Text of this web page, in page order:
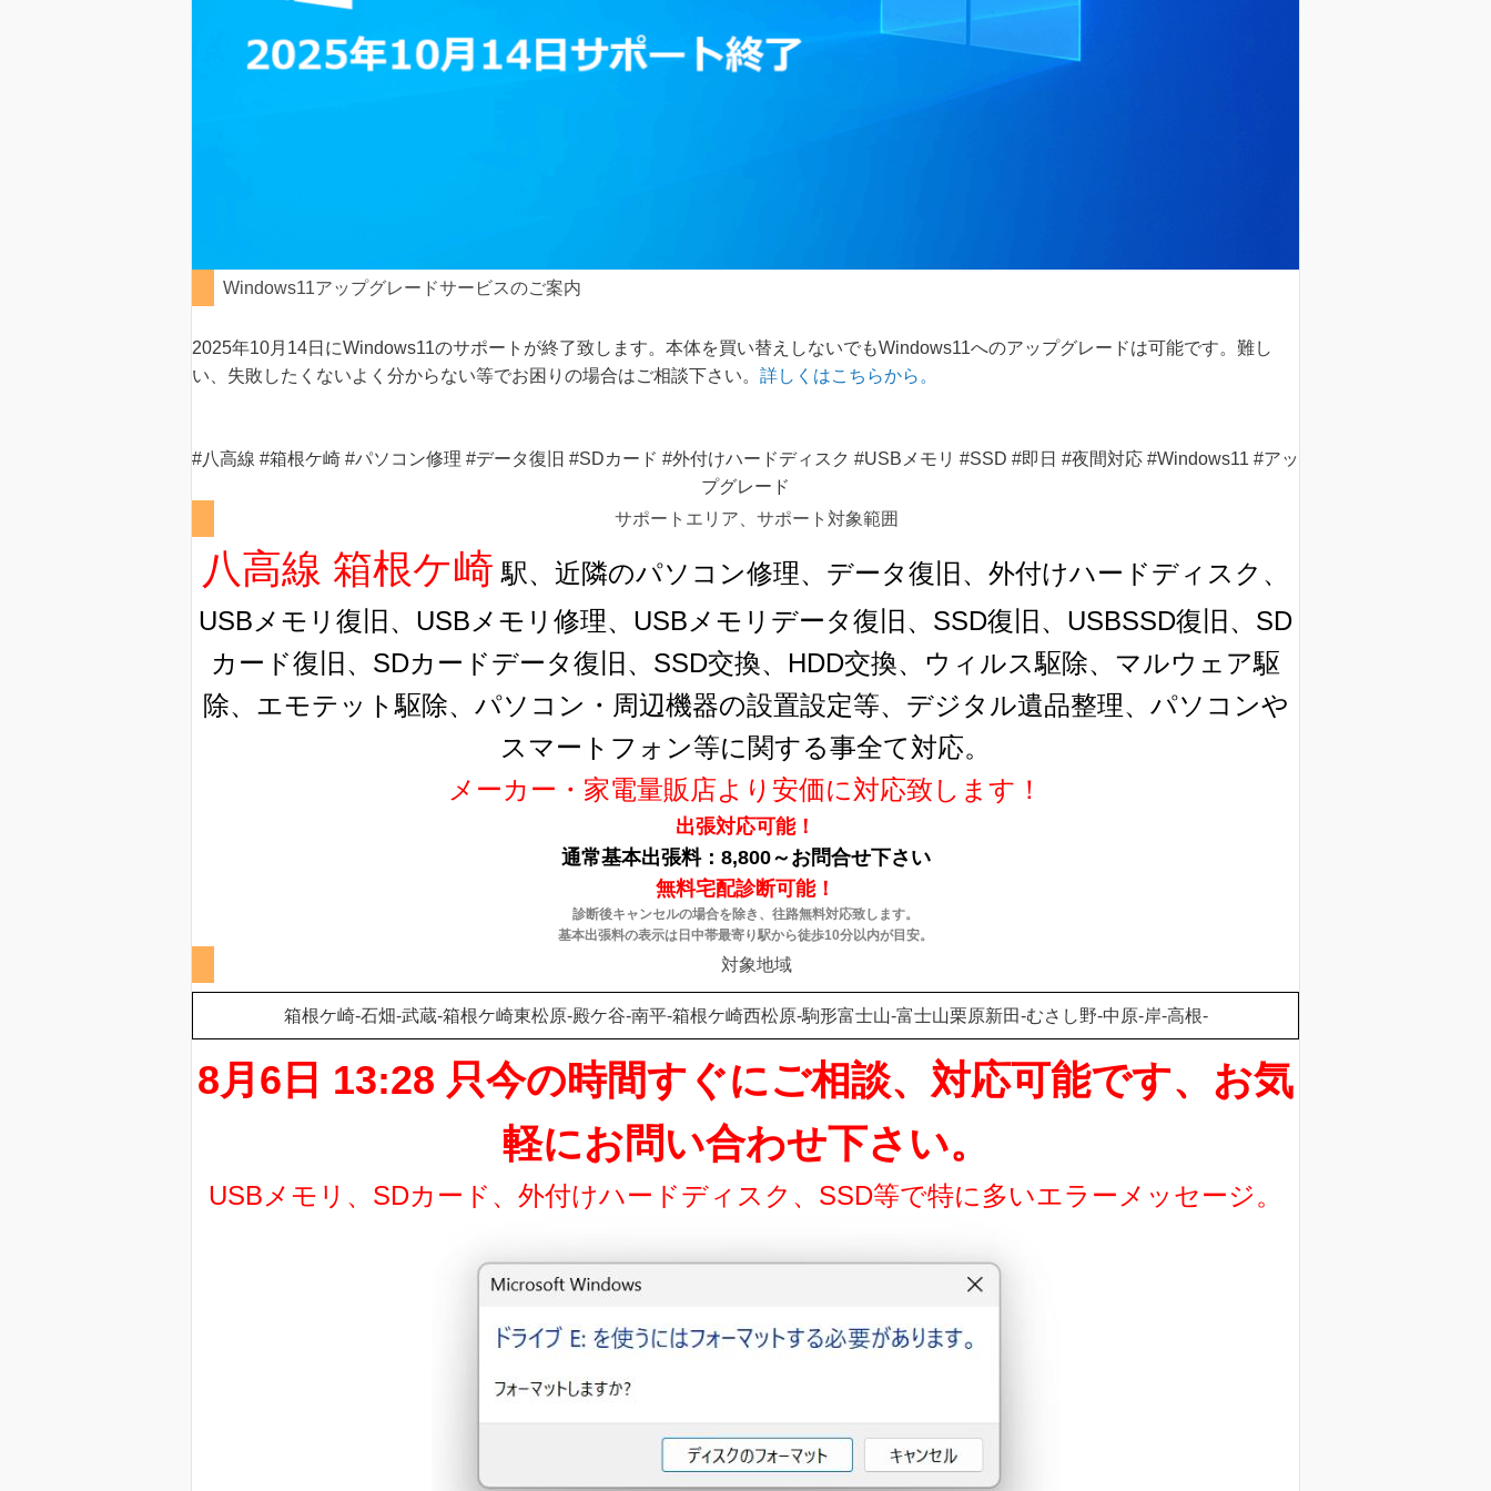
Windows11アップグレードサービスのご案内
2025年10月14日にWindows11のサポートが終了致します。本体を買い替えしないでもWindows11へのアップグレードは可能です。難し
い、失敗したくないよく分からない等でお困りの場合はご相談下さい。 詳しくはこちらから。
#八高線 #箱根ケ崎 #パソコン修理 #データ復旧 #SDカード #外付けハードディスク #USBメモリ #SSD #即日 #夜間対応 #Windows11 #アッ
プグレード
サポートエリア、サポート対象範囲
八高線 箱根ケ崎 駅、近隣のパソコン修理、データ復旧、外付けハードディスク、
USBメモリ復旧、USBメモリ修理、USBメモリデータ復旧、SSD復旧、USBSSD復旧、SD
カード復旧、SDカードデータ復旧、SSD交換、HDD交換、ウィルス駆除、マルウェア駆
除、エモテット駆除、パソコン・周辺機器の設置設定等、デジタル遺品整理、パソコンや
スマートフォン等に関する事全て対応。
メーカー・家電量販店より安価に対応致します！
出張対応可能！
通常基本出張料：8,800～お問合せ下さい
無料宅配診断可能！
診断後キャンセルの場合を除き、往路無料対応致します。
基本出張料の表示は日中帯最寄り駅から徒歩10分以内が目安。
対象地域
箱根ケ崎-石畑-武蔵-箱根ケ崎東松原-殿ケ谷-南平-箱根ケ崎西松原-駒形富士山-富士山栗原新田-むさし野-中原-岸-高根-
8月6日 13:28 只今の時間すぐにご相談、対応可能です、お気
軽にお問い合わせ下さい。
USBメモリ、SDカード、外付けハードディスク、SSD等で特に多いエラーメッセージ。